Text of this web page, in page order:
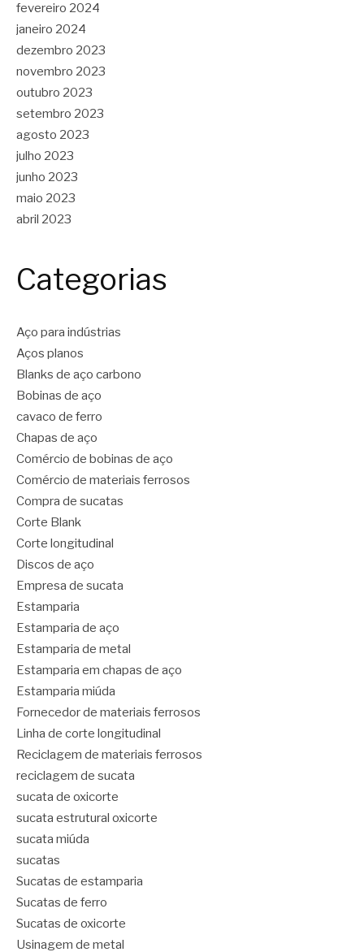
fevereiro 2024
janeiro 2024
dezembro 2023
novembro 2023
outubro 2023
setembro 2023
agosto 2023
julho 2023
junho 2023
maio 2023
abril 2023
Categorias
Aço para indústrias
Aços planos
Blanks de aço carbono
Bobinas de aço
cavaco de ferro
Chapas de aço
Comércio de bobinas de aço
Comércio de materiais ferrosos
Compra de sucatas
Corte Blank
Corte longitudinal
Discos de aço
Empresa de sucata
Estamparia
Estamparia de aço
Estamparia de metal
Estamparia em chapas de aço
Estamparia miúda
Fornecedor de materiais ferrosos
Linha de corte longitudinal
Reciclagem de materiais ferrosos
reciclagem de sucata
sucata de oxicorte
sucata estrutural oxicorte
sucata miúda
sucatas
Sucatas de estamparia
Sucatas de ferro
Sucatas de oxicorte
Usinagem de metal